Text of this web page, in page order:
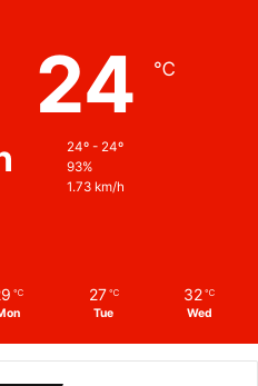
24 ℃
24º - 24º
93%
1.73 km/h
℃ 27 ℃
Tue
32 ℃
Wed